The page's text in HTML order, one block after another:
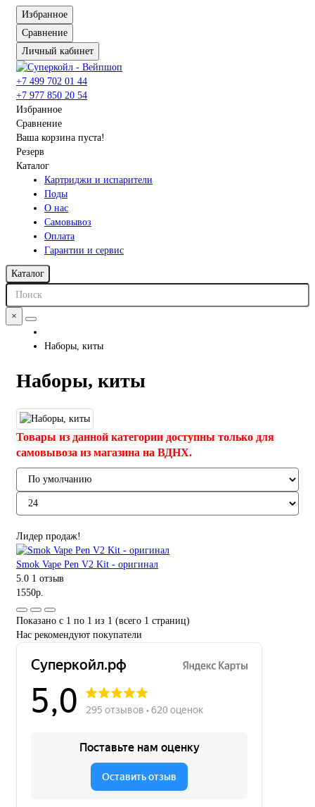
Комплектующие для компьютера
Избранное
Сравнение
Личный кабинет
+7 499 702 01 44
+7 977 850 20 54
Избранное
Сравнение
Ваша корзина пуста!
Резерв
Каталог
Картриджи и испарители
Поды
О нас
Самовывоз
Оплата
Гарантии и сервис
Каталог
×
Наборы, киты
Наборы, киты
Товары из данной категории доступны только для
самовывоза из магазина на ВДНХ.
Лидер продаж!
Smok Vape Pen V2 Kit - оригинал
5.0 1 отзыв
1550р.
Показано с 1 по 1 из 1 (всего 1 страниц)
Нас рекомендуют покупатели